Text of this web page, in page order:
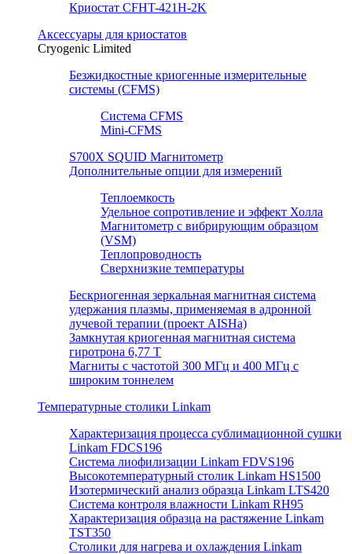
Криостат CFHT-421H-2K
Аксессуары для криостатов
Cryogenic Limited
Безжидкостные криогенные измерительные
системы (CFMS)
Система CFMS
Mini-CFMS
S700X SQUID Магнитометр
Дополнительные опции для измерений
Теплоемкость
Удельное сопротивление и эффект Холла
Магнитометр с вибрирующим образцом
(VSM)
Теплопроводность
Сверхнизкие температуры
Бескриогенная зеркальная магнитная система
удержания плазмы, применяемая в адронной
лучевой терапии (проект AISHa)
Замкнутая криогенная магнитная система
гиротрона 6,77 T
Магниты с частотой 300 МГц и 400 МГц с
широким тоннелем
Температурные столики Linkam
Характеризация процесса сублимационной сушки
Linkam FDCS196
Система лиофилизации Linkam FDVS196
Высокотемпературный столик Linkam HS1500
Изотермический анализ образца Linkam LTS420
Система контроля влажности Linkam RH95
Характеризация образца на растяжение Linkam
TST350
Столики для нагрева и охлаждения Linkam